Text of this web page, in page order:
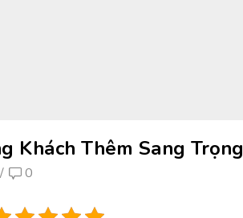
Khách Thêm Sang Trọng
/ 0